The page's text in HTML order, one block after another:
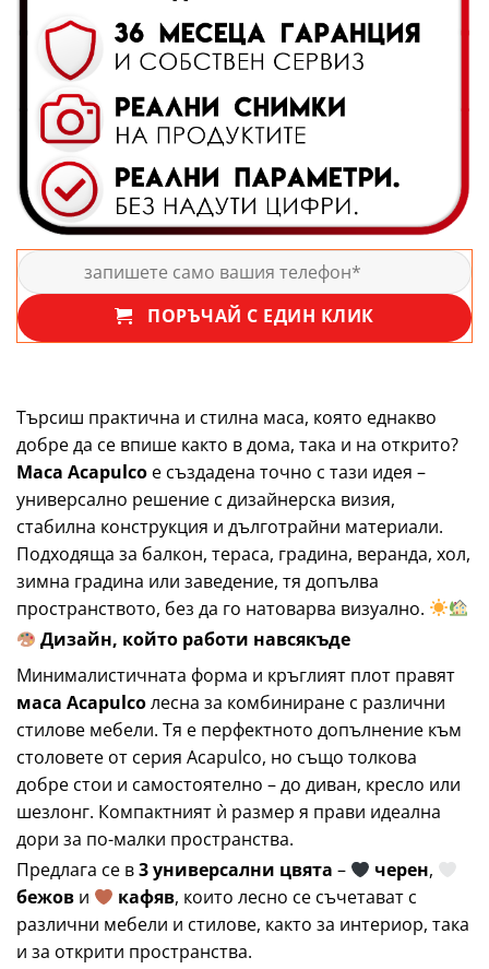
ПОРЪЧАЙ С ЕДИН КЛИК
Търсиш практична и стилна маса, която еднакво
добре да се впише както в дома, така и на открито?
Маса Acapulco е създадена точно с тази идея –
универсално решение с дизайнерска визия,
стабилна конструкция и дълготрайни материали.
Подходяща за балкон, тераса, градина, веранда, хол,
зимна градина или заведение, тя допълва
пространството, без да го натоварва визуално.
Дизайн, който работи навсякъде
Минималистичната форма и кръглият плот правят
маса Acapulcoлесна за комбиниране с различни
стилове мебели. Тя е перфектното допълнение към
столовете от серия Acapulco, но също толкова
добре стои и самостоятелно – до диван, кресло или
шезлонг. Компактният ѝ размер я прави идеална
дори за по-малки пространства.
Предлага се в3 универсални цвята – черен,
бежов и кафяв, които лесно се съчетават с
различни мебели и стилове, както за интериор, така
и за открити пространства.